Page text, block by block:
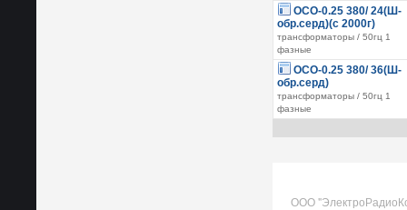
ОСО-0.25 380/ 24(Ш-
обр.серд)(с 2000г)
трансформаторы / 50гц 1
фазные
ОСО-0.25 380/ 36(Ш-
обр.серд)
трансформаторы / 50гц 1
фазные
ООО